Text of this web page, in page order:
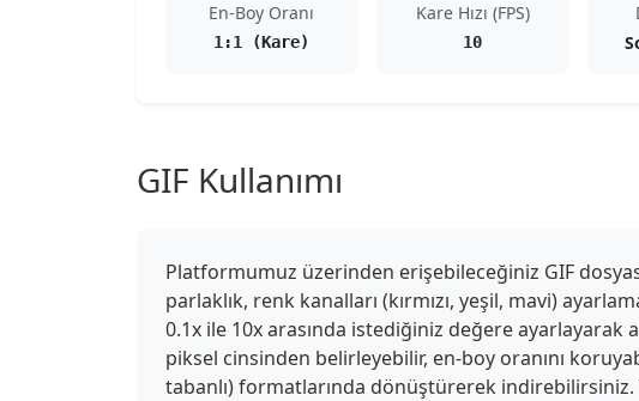
En-Boy Oranı
1:1 (Kare)
Kare Hızı (FPS)
10
GIF Kullanımı
Platformumuz üzerinden erişebileceğiniz GIF
parlaklık, renk kanalları (kırmızı, yeşil, mavi)
0.1x ile 10x arasında istediğiniz değere ayarlayarak
piksel cinsinden belirleyebilir, en-boy oranını
tabanlı) formatlarında dönüştürerek